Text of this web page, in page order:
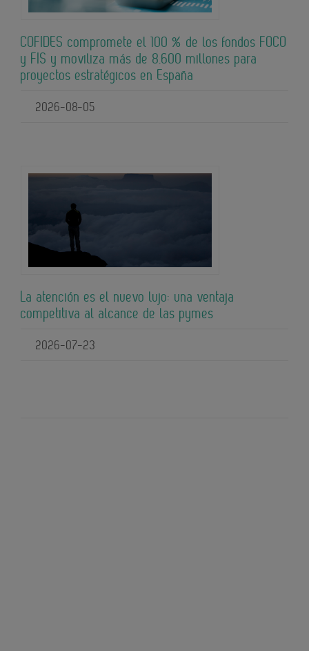
COFIDES compromete el 100 % de los fondos FOCO
y FIS y moviliza más de 8.600 millones para
proyectos estratégicos en España
2026-08-05
La atención es el nuevo lujo: una ventaja
competitiva al alcance de las pymes
2026-07-23